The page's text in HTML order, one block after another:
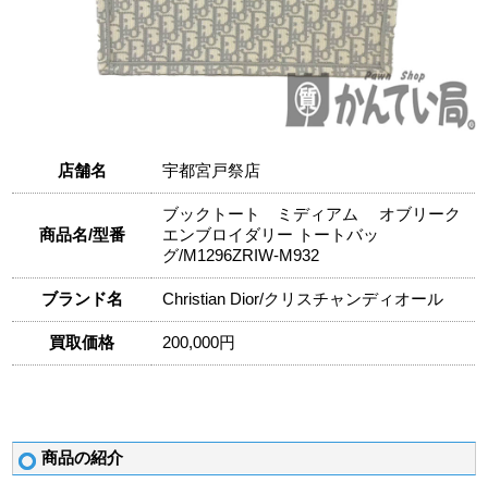
店舗名 宇都宮戸祭店
商品名/型番
ブックトート ミディアム オブリーク
エンブロイダリー トートバッ
グ/M1296ZRIW-M932
ブランド名 Christian Dior/クリスチャンディオール
買取価格 200,000円
商品の紹介